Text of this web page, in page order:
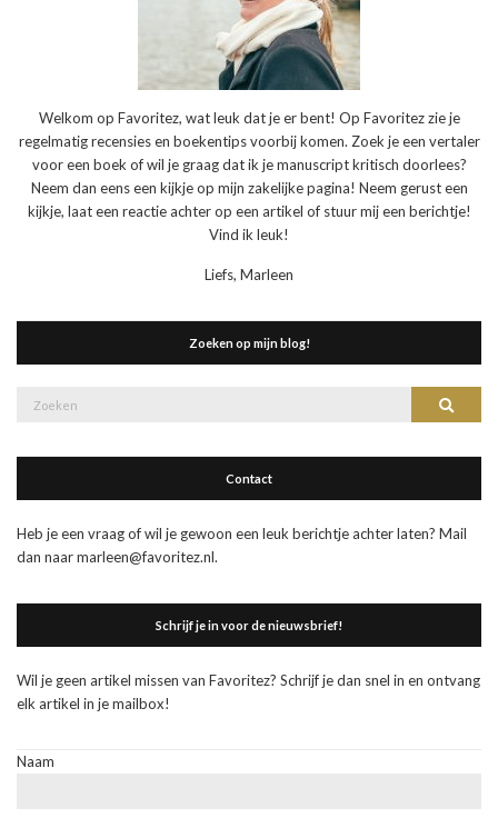
Welkom op Favoritez, wat leuk dat je er bent! Op Favoritez zie je
regelmatig recensies en boekentips voorbij komen. Zoek je een vertaler
voor een boek of wil je graag dat ik je manuscript kritisch doorlees?
Neem dan eens een kijkje op mijn zakelijke pagina! Neem gerust een
kijkje, laat een reactie achter op een artikel of stuur mij een berichtje!
Vind ik leuk!
Liefs, Marleen
Zoeken op mijn blog!
Contact
Heb je een vraag of wil je gewoon een leuk berichtje achter laten? Mail
dan naar marleen@favoritez.nl.
Schrijf je in voor de nieuwsbrief!
Wil je geen artikel missen van Favoritez? Schrijf je dan snel in en ontvang
elk artikel in je mailbox!
Naam